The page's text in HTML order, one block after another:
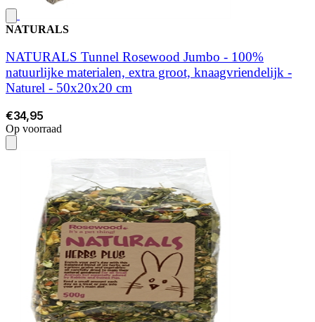
NATURALS
NATURALS Tunnel Rosewood Jumbo - 100%
natuurlijke materialen, extra groot, knaagvriendelijk -
Naturel - 50x20x20 cm
€34,95
Op voorraad